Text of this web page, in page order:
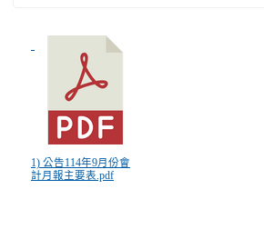
1) 公告114年9月份會
計月報主要表.pdf